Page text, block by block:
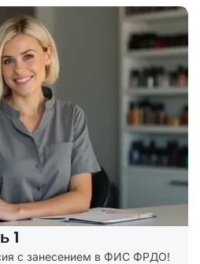
1
с занесением в ФИС ФРДО!